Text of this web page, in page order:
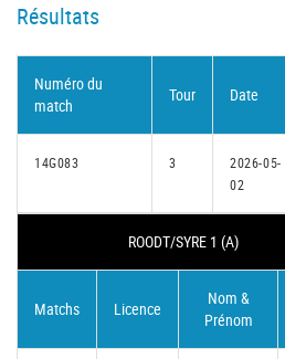
Résultats
Numéro du
match
Tour Date
14G083 3
2026-05-
02
ROODT/SYRE 1 (A)
Matchs Licence
Nom &
Prénom